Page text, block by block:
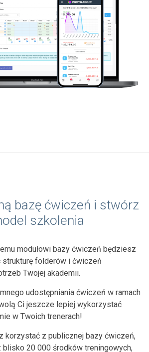
bazę ćwiczeń i stwórz
szkolenia
modułowi bazy ćwiczeń będziesz
folderów i ćwiczeń
Twojej akademii.
udostępniania ćwiczeń w ramach
Ci jeszcze lepiej wykorzystać
w Twoich trenerach!
korzystać z publicznej bazy ćwiczeń,
20 000 środków treningowych,